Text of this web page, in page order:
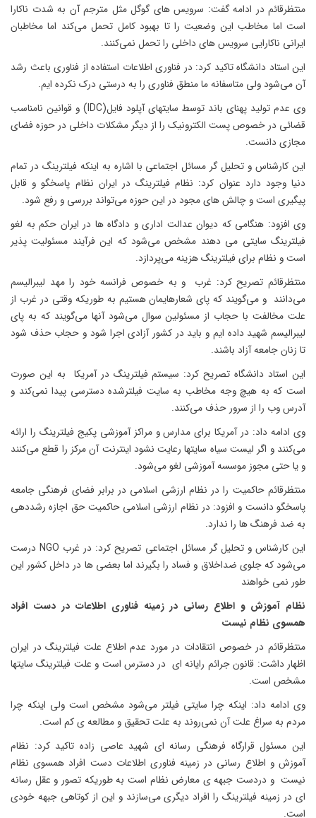
منتظرقائم در ادامه گفت: سرویس های گوگل مثل مترجم آن به شدت ناکارا
است اما مخاطب این وضعیت را تا بهبود کامل تحمل می‌کند اما مخاطبان
ایرانی ناکارایی سرویس های داخلی را تحمل نمی‌کنند.
این استاد دانشگاه تاکید کرد: در فناوری اطلاعات استفاده از فناوری باعث رشد
آن می‌شود ولی متاسفانه ما منطق فناوری را به درستی درک نکرده ایم.
وی عدم تولید پهنای باند توسط سایتهای آپلود فایل(IDC) و قوانین نامناسب
قضائی در خصوص پست الکترونیک را از دیگر مشکلات داخلی در حوزه فضای
مجازی دانست.
این کارشناس و تحلیل گر مسائل اجتماعی با اشاره به اینکه فیلترینگ در تمام
دنیا وجود دارد عنوان کرد: نظام فیلترینگ در ایران نظام پاسخگو و قابل
پیگیری است و چالش های مجود در این حوزه می‌تواند بررسی و رفع شود.
وی افزود: هنگامی که دیوان عدالت اداری و دادگاه ها در ایران حکم به لغو
فیلترینگ سایتی می دهند مشخص می‌شود که این فرآیند مسئولیت پذیر
است و نظام برای فیلترینگ هزینه می‌پردازد.
منتظرقائم تصریح کرد: غرب و به خصوص فرانسه خود را مهد لیبرالیسم
می‌دانند و می‌گویند که پای شعارهایمان هستیم به طوریکه وقتی در غرب از
علت مخالفت با حجاب از مسئولین سوال می‌شود آنها می‌گویند که به پای
لیبرالیسم شهید داده ایم و باید در کشور آزادی اجرا شود و حجاب حذف شود
تا زنان جامعه آزاد باشند.
این استاد دانشگاه تصریح کرد: سیستم فیلترینگ در آمریکا به این صورت
است که به هیچ وجه مخاطب به سایت فیلترشده دسترسی پیدا نمی‌کند و
آدرس وب را از سرور حذف می‌کنند.
وی ادامه داد: در آمریکا برای مدارس و مراکز آموزشی پکیج فیلترینگ را ارائه
می‌کنند و اگر لیست سیاه سایتها رعایت نشود اینترنت آن مرکز را قطع می‌کنند
و یا حتی مجوز موسسه آموزشی لغو می‌شود.
منتظرقائم حاکمیت را در نظام ارزشی اسلامی در برابر فضای فرهنگی جامعه
پاسخگو دانست و افزود: در نظام ارزشی اسلامی حاکمیت حق اجازه رشددهی
به ضد فرهنگ ها را ندارد.
این کارشناس و تحلیل گر مسائل اجتماعی تصریح کرد: در غرب NGO درست
می‌شود که جلوی ضداخلاق و فساد را بگیرند اما بعضی ها در داخل کشور این
طور نمی خواهند
نظام آموزش و اطلاع رسانی در زمینه فناوری اطلاعات در دست افراد
همسوی نظام نیست
منتظرقائم در خصوص انتقادات در مورد عدم اطلاع علت فیلترینگ در ایران
اظهار داشت: قانون جرائم رایانه ای در دسترس است و علت فیلترینگ سایتها
مشخص است.
وی ادامه داد: اینکه چرا سایتی فیلتر می‌شود مشخص است ولی اینکه چرا
مردم به سراغ علت آن نمی‌روند به علت تحقیق و مطالعه ی کم است.
این مسئول قرارگاه فرهنگی رسانه ‌ای شهید عاصی‌ زاده تاکید کرد: نظام
آموزش و اطلاع رسانی در زمینه فناوری اطلاعات دست افراد همسوی نظام
نیست و دردست جبهه ی معارض نظام است به طوریکه تصور و عقل رسانه
ای در زمینه فیلترینگ را افراد دیگری می‌سازند و این از کوتاهی جبهه خودی
است.